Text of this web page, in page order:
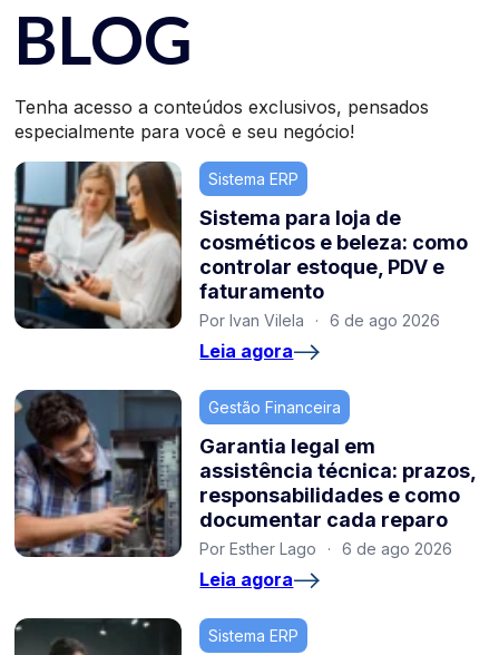
BLOG
Tenha acesso a conteúdos exclusivos, pensados
especialmente para você e seu negócio!
Sistema ERP
Sistema para loja de
cosméticos e beleza: como
controlar estoque, PDV e
faturamento
Por Ivan Vilela · 6 de ago 2026
Leia agora
Gestão Financeira
Garantia legal em
assistência técnica: prazos,
responsabilidades e como
documentar cada reparo
Por Esther Lago · 6 de ago 2026
Leia agora
Sistema ERP